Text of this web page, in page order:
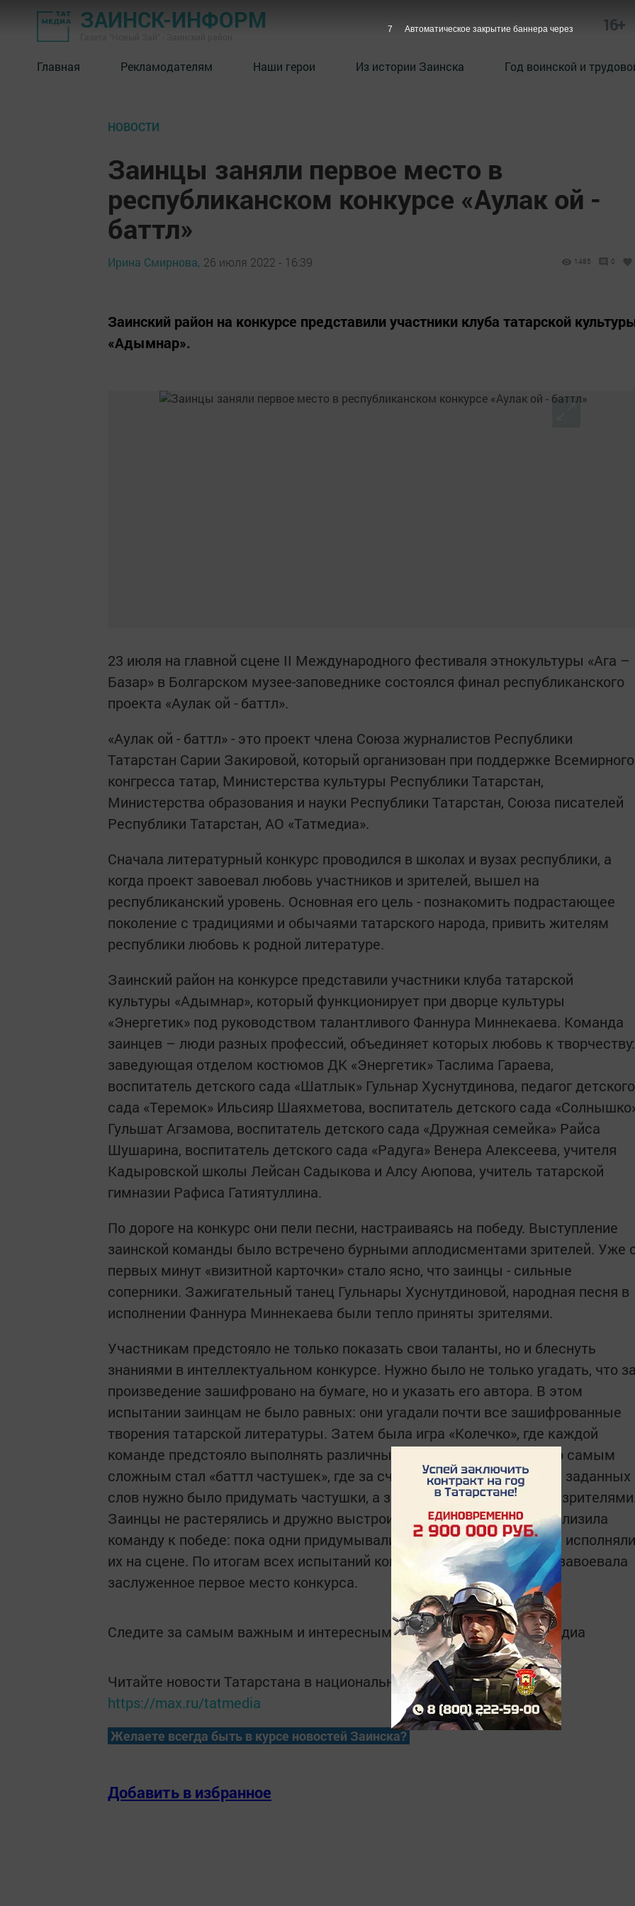
ЗАИНСК-ИНФОРМ 16+
Главная Рекламодателям Наши герои Из истории Заинска Год воинской и
НОВОСТИ
Заинцы заняли первое место в
республиканском конкурсе «Аулак ой -
баттл»
Ирина Смирнова, 26 июля 2022 - 16:39 1485 0
Заинский район на конкурсе представили участники клуба татарской
«Адымнар».
23 июля на главной сцене II Международного фестиваля этнокультуры «Ага –
Базар» в Болгарском музее-заповеднике состоялся финал республиканского
проекта «Аулак ой - баттл».
«Аулак ой - баттл» - это проект члена Союза журналистов Республики
Татарстан Сарии Закировой, который организован при поддержке Всемирного
конгресса татар, Министерства культуры Республики Татарстан,
Министерства образования и науки Республики Татарстан, Союза писателей
Республики Татарстан, АО «Татмедиа».
Сначала литературный конкурс проводился в школах и вузах республики, а
когда проект завоевал любовь участников и зрителей, вышел на
республиканский уровень. Основная его цель - познакомить подрастающее
поколение с традициями и обычаями татарского народа, привить жителям
республики любовь к родной литературе.
Заинский район на конкурсе представили участники клуба татарской
культуры «Адымнар», который функционирует при дворце культуры
«Энергетик» под руководством талантливого Фаннура Миннекаева. Команда
заинцев – люди разных профессий, объединяет которых любовь к творчеству:
заведующая отделом костюмов ДК «Энергетик» Таслима Гараева,
воспитатель детского сада «Шатлык» Гульнар Хуснутдинова, педагог детского
сада «Теремок» Ильсияр Шаяхметова, воспитатель детского сада
Гульшат Агзамова, воспитатель детского сада «Дружная семейка» Райса
Шушарина, воспитатель детского сада «Радуга» Венера Алексеева, учителя
Кадыровской школы Лейсан Садыкова и Алсу Аюпова, учитель татарской
гимназии Рафиса Гатиятуллина.
По дороге на конкурс они пели песни, настраиваясь на победу. Выступление
заинской команды было встречено бурными аплодисментами зрителей. Уже
первых минут «визитной карточки» стало ясно, что заинцы - сильные
соперники. Зажигательный танец Гульнары Хуснутдиновой, народная песня в
исполнении Фаннура Миннекаева были тепло приняты зрителями.
Участникам предстояло не только показать свои таланты, но и блеснуть
знаниями в интеллектуальном конкурсе. Нужно было не только угадать, что
произведение зашифровано на бумаге, но и указать его автора. В этом
испытании заинцам не было равных: они угадали почти все зашифрованные
творения татарской литературы. Затем была игра «Колечко», где каждой
команде предстояло выполнять различные творческие задания. Но самым
сложным стал «баттл частушек», где за считанные минуты из пары заданных
слов нужно было придумать частушки, а затем исполнить их перед
Заинцы не растерялись и дружно выстроили систему, которая приблизила
команду к победе: пока одни придумывали строчки в рифму, другие исполняли
их на сцене. По итогам всех испытаний команда Заинского района завоевала
заслуженное первое место конкурса.
Следите за самым важным и интересным вTelegram-каналеТатмедиа
Читайте новости Татарстана в национальном мессенджере MАХ:
https://max.ru/tatmedia
Желаете всегда быть в курсе новостей Заинска?
Добавить в избранное
6 Автоматическое закрытие баннера через